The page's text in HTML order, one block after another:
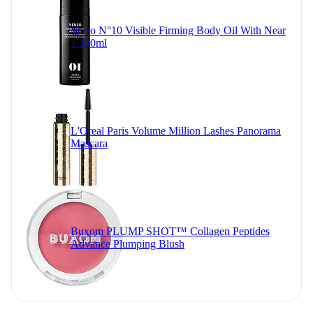
Verso N°10 Visible Firming Body Oil With Near
1 100ml
L'Oreal Paris Volume Million Lashes Panorama
Mascara
Buxom PLUMP SHOT™ Collagen Peptides
Advance Plumping Blush